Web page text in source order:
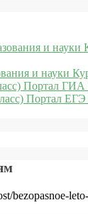
и науки
Портал ГИА
Портал ЕГЭ
bezopasnoe-